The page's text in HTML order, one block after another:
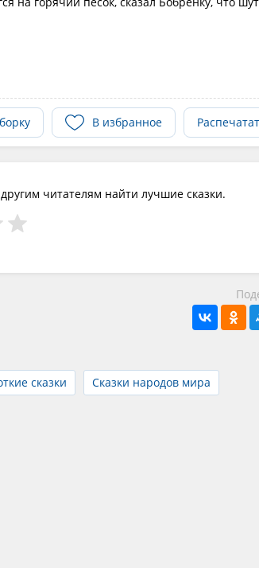
В избранное
читателям найти лучшие сказки.
сказки Сказки народов мира